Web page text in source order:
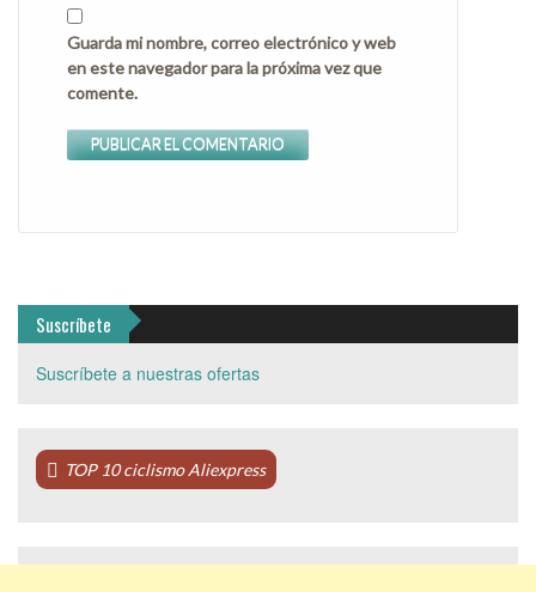
Guarda mi nombre, correo electrónico y web
en este navegador para la próxima vez que
comente.
Suscríbete
Suscríbete a nuestras ofertas
TOP 10 ciclismo Aliexpress